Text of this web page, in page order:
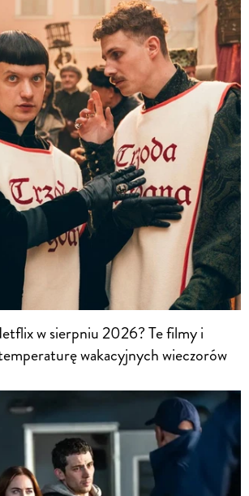
w sierpniu 2026? Te filmy i
wakacyjnych wieczorów